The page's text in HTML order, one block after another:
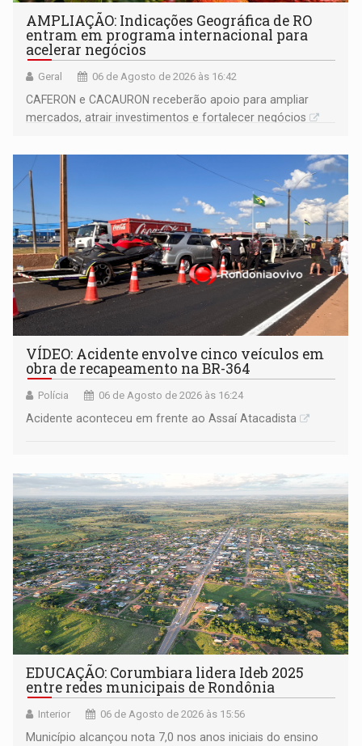
AMPLIAÇÃO: Indicações Geográfica de RO
entram em programa internacional para
acelerar negócios
Geral 06 de Agosto de 2026 às 16:42
CAFERON e CACAURON receberão apoio para ampliar
mercados, atrair investimentos e fortalecer negócios
VÍDEO: Acidente envolve cinco veículos em
obra de recapeamento na BR-364
Polícia 06 de Agosto de 2026 às 16:24
Acidente aconteceu em frente ao Assaí Atacadista
EDUCAÇÃO: Corumbiara lidera Ideb 2025
entre redes municipais de Rondônia
Interior 06 de Agosto de 2026 às 15:56
Município alcançou nota 7,0 nos anos iniciais do ensino